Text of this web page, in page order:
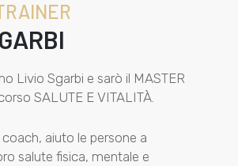
Livio Sgarbi e sarò il MASTER
SALUTE E VITALITÀ.
aiuto le persone a
salute fisica, mentale e